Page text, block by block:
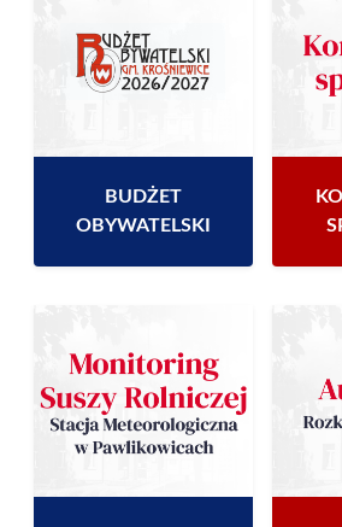
BUDŻET
OBYWATELSKI